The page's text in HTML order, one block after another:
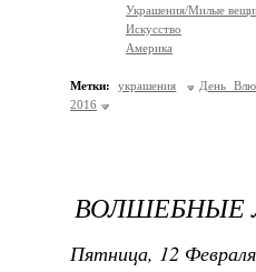
Украшения/Милые
Искусство
Америка
Метки: украшения
День
2016
ВОЛШЕБНЫЕ
Пятница, 12